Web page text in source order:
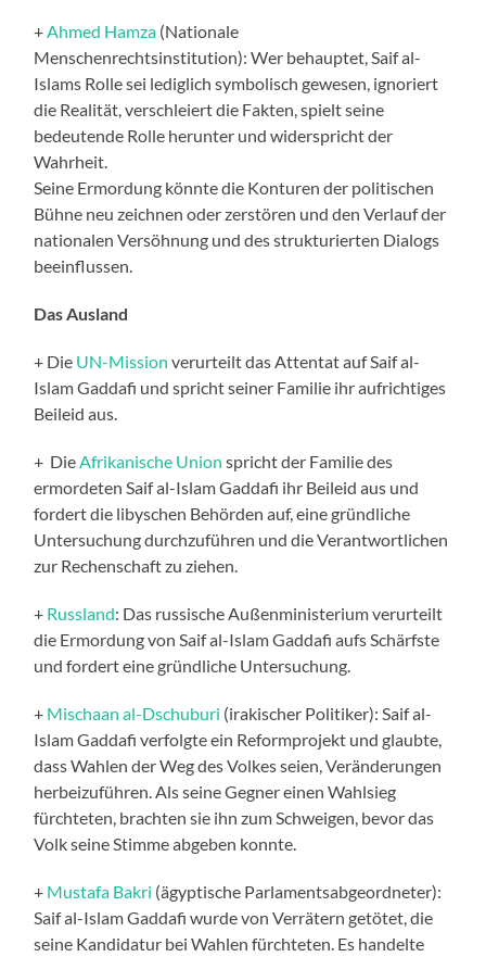
+ Ahmed Hamza (Nationale
Menschenrechtsinstitution): Wer behauptet, Saif al-
Islams Rolle sei lediglich symbolisch gewesen, ignoriert
die Realität, verschleiert die Fakten, spielt seine
bedeutende Rolle herunter und widerspricht der
Wahrheit.
Seine Ermordung könnte die Konturen der politischen
Bühne neu zeichnen oder zerstören und den Verlauf der
nationalen Versöhnung und des strukturierten Dialogs
beeinflussen.
Das Ausland
+ Die UN-Mission verurteilt das Attentat auf Saif al-
Islam Gaddafi und spricht seiner Familie ihr aufrichtiges
Beileid aus.
+ Die Afrikanische Union spricht der Familie des
ermordeten Saif al-Islam Gaddafi ihr Beileid aus und
fordert die libyschen Behörden auf, eine gründliche
Untersuchung durchzuführen und die Verantwortlichen
zur Rechenschaft zu ziehen.
+ Russland: Das russische Außenministerium verurteilt
die Ermordung von Saif al-Islam Gaddafi aufs Schärfste
und fordert eine gründliche Untersuchung.
+ Mischaan al-Dschuburi (irakischer Politiker): Saif al-
Islam Gaddafi verfolgte ein Reformprojekt und glaubte,
dass Wahlen der Weg des Volkes seien, Veränderungen
herbeizuführen. Als seine Gegner einen Wahlsieg
fürchteten, brachten sie ihn zum Schweigen, bevor das
Volk seine Stimme abgeben konnte.
+ Mustafa Bakri (ägyptische Parlamentsabgeordneter):
Saif al-Islam Gaddafi wurde von Verrätern getötet, die
seine Kandidatur bei Wahlen fürchteten. Es handelte